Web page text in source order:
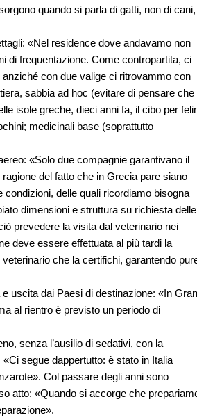
quando si parla di gatti, non di cani,
«Nel residence dove andavamo non
di frequentazione. Come contropartita, ci
con due valige ci ritrovammo con
sabbia ad hoc (evitare di pensare che
isole greche, dieci anni fa, il cibo per
medicinali base (soprattutto
«Solo due compagnie garantivano il
del fatto che in Grecia pare siano
delle quali ricordiamo bisogna
dimensioni e struttura su richiesta delle
prevedere la visita dal veterinario nei
deve essere effettuata al più tardi la
che la certifichi, garantendo
uscita dai Paesi di destinazione: «In Gran
al rientro è previsto un periodo di
senza l’ausilio di sedativi, con la
segue dappertutto: è stato in Italia
Col passare degli anni sono
atto: «Quando si accorge che